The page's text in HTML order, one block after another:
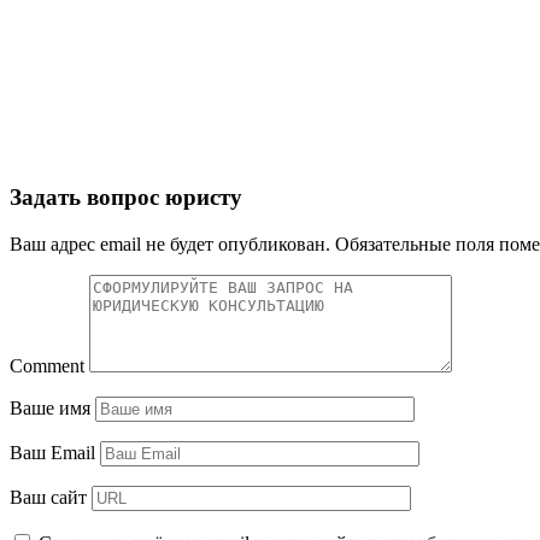
Задать вопрос юристу
Ваш адрес email не будет опубликован. Обязательные поля
Comment
Ваше имя
Ваш Email
Ваш сайт